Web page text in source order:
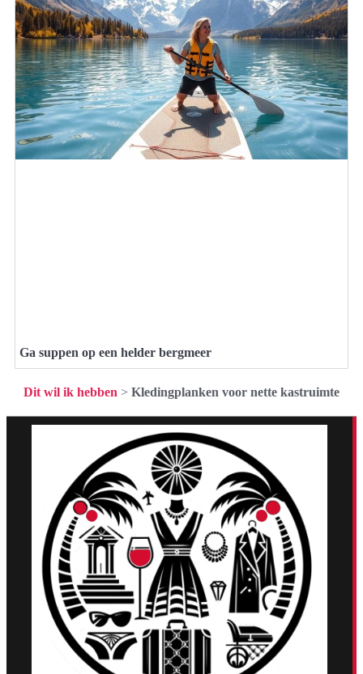
Ga suppen op een helder bergmeer
Dit wil ik hebben > Kledingplanken voor nette kastruimte